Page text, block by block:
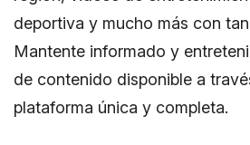
deportiva y mucho más con
Mantente informado y
de contenido disponible a
plataforma única y completa.